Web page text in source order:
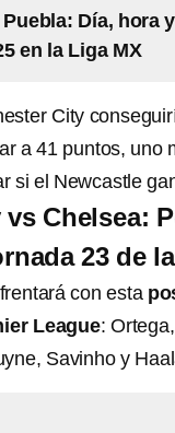
Día, hora
en la Liga MX
City
a 41 puntos,
si el Newcastle
Chelsea:
23 de
con esta
League:
Savinho y